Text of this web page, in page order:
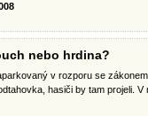
nebo hrdina?
v rozporu se
hasiči by tam projeli.